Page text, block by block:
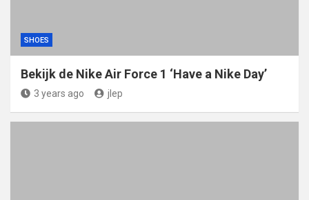
SHOES
Bekijk de Nike Air Force 1 ‘Have a Nike Day’
3 years ago jlep